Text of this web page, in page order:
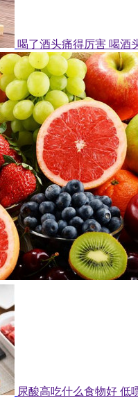
喝了酒头痛得厉害 喝酒
尿酸高吃什么食物好 低